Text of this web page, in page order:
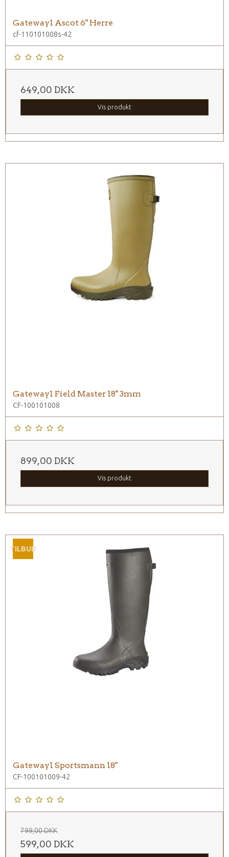
Gateway1 Ascot 6" Herre
cf-110101008s-42
649,00 DKK
Vis produkt
Gateway1 Field Master 18" 3mm
CF-100101008
899,00 DKK
Vis produkt
TILBUD
Gateway1 Sportsmann 18"
CF-100101009-42
799,00 DKK
599,00 DKK